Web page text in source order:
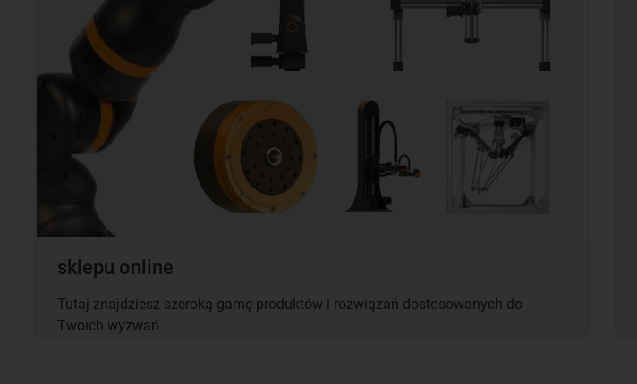
sklepu online
Tutaj znajdziesz szeroką gamę produktów i rozwiązań dostosowanych do
Twoich wyzwań.